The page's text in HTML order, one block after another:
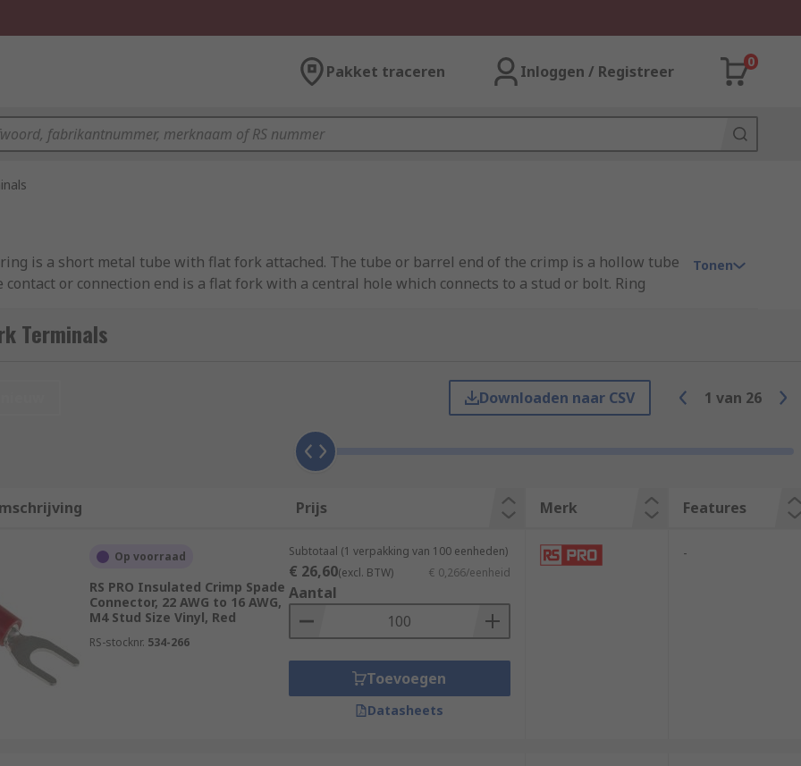
Pakket traceren Inloggen / Registreer
0
is a short metal tube with flat fork attached. The tube or barrel end of the crimp is a hollow tube
or connection end is a flat fork with a central hole which connects to a stud or bolt. Ring
Fork terminals are used to connect wiring to screws and studs.
and wire sizes. The CSA (cross sectional area) or AWG (American wire gauge) of the stranded
be adequately matched to meet the amperage. The size of the fork is matched to the bolt or
Tonen
Terminals
Downloaden naar CSV 1 van 26
Prijs Merk Features
Op voorraad
RS PRO Insulated Crimp Spade
Connector, 22 AWG to 16 AWG,
M4 Stud Size Vinyl, Red
RS-stocknr. 534-266
Subtotaal (1 verpakking van 100 eenheden)
€ 26,60(excl. BTW) € 0,266/eenheid
Aantal
Toevoegen
Datasheets
-